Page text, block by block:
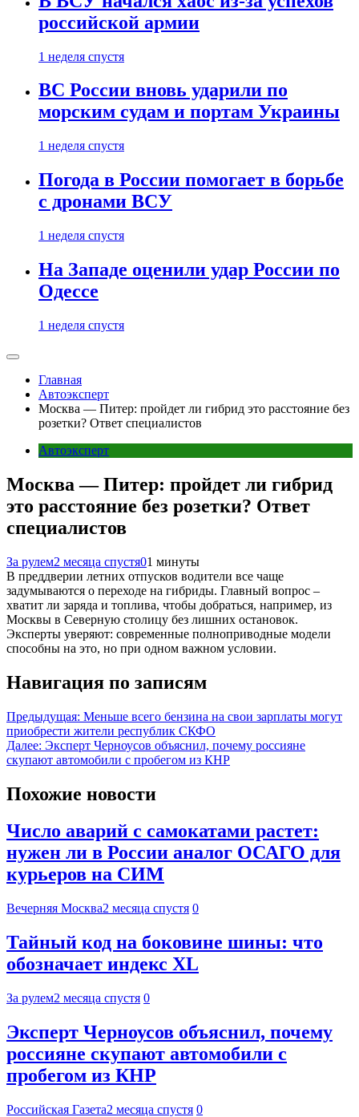
российской армии
1 неделя спустя
ВС России вновь ударили по
морским судам и портам Украины
1 неделя спустя
Погода в России помогает в борьбе
с дронами ВСУ
1 неделя спустя
На Западе оценили удар России по
Одессе
1 неделя спустя
Главная
Автоэксперт
Москва — Питер: пройдет ли гибрид это расстояние без
розетки? Ответ специалистов
Автоэксперт
Москва — Питер: пройдет ли гибрид
это расстояние без розетки? Ответ
специалистов
За рулем2 месяца спустя01 минуты
В преддверии летних отпусков водители все чаще
задумываются о переходе на гибриды. Главный вопрос –
хватит ли заряда и топлива, чтобы добраться, например, из
Москвы в Северную столицу без лишних остановок.
Эксперты уверяют: современные полноприводные модели
способны на это, но при одном важном условии.
Навигация по записям
Предыдущая: Меньше всего бензина на свои зарплаты могут
приобрести жители республик СКФО
Далее: Эксперт Черноусов объяснил, почему россияне
скупают автомобили с пробегом из КНР
Похожие новости
Число аварий с самокатами растет:
нужен ли в России аналог ОСАГО для
курьеров на СИМ
Вечерняя Москва2 месяца спустя 0
Тайный код на боковине шины: что
обозначает индекс XL
За рулем2 месяца спустя 0
Эксперт Черноусов объяснил, почему
россияне скупают автомобили с
пробегом из КНР
Российская Газета2 месяца спустя 0